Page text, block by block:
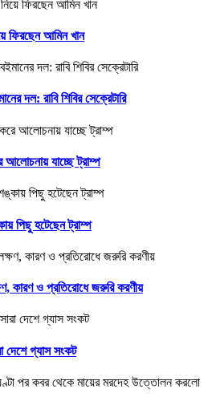
ফিরছেন আমিন খান
দল: রাবি শিবির সেক্রেটারি
যাচ্ছে ট্রাম্প
পিছু হটেছেন ট্রাম্প
কারণ ও প্রতিরোধে জরুরি করণীয়
দেশে গ্যাস সংকট